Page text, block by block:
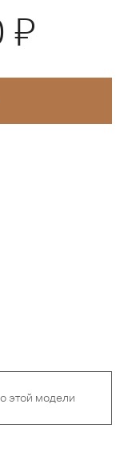
Я
этой модели